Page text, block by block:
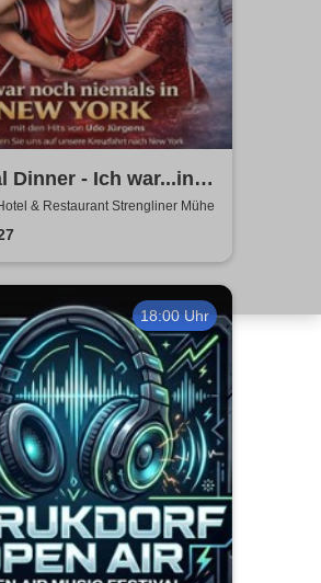
Dinner - Ich war...in
& Restaurant Strengliner Mühe
18:00 Uhr